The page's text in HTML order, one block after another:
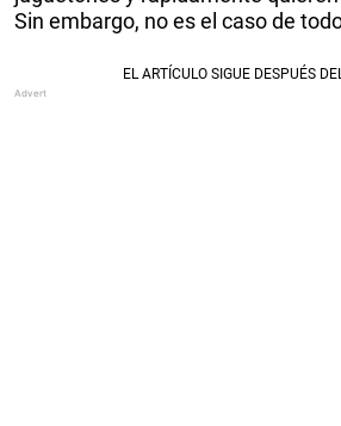
Sin embargo, no es el caso de